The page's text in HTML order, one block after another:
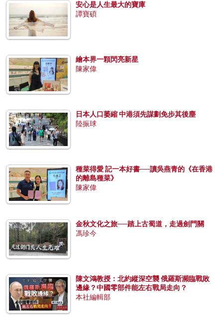
安心是人生最大的寶庫
譚寶碩
繪本界一顆閃亮新星
陳家偉
日本人口萎縮 中港須先謀劃免步其後塵
陸振球
種菜得愛 記一本好書──讀吳燕青的《在香港
的離島種菜》
陳家偉
金秋文化之旅──踏上古蜀道，走過劍門關
馮珍今
陳文鴻教授：北約縱深空襲 俄羅斯瀕臨戰敗
邊緣？中國零部件能左右戰局走向？
本社編輯部